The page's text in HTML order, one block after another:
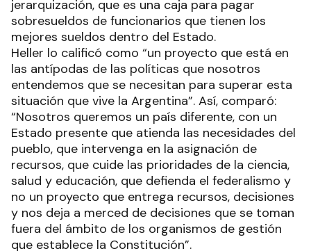
jerarquización, que es una caja para pagar
sobresueldos de funcionarios que tienen los
mejores sueldos dentro del Estado.
Heller lo calificó como “un proyecto que está en
las antípodas de las políticas que nosotros
entendemos que se necesitan para superar esta
situación que vive la Argentina”. Así, comparó:
“Nosotros queremos un país diferente, con un
Estado presente que atienda las necesidades del
pueblo, que intervenga en la asignación de
recursos, que cuide las prioridades de la ciencia,
salud y educación, que defienda el federalismo y
no un proyecto que entrega recursos, decisiones
y nos deja a merced de decisiones que se toman
fuera del ámbito de los organismos de gestión
que establece la Constitución”.